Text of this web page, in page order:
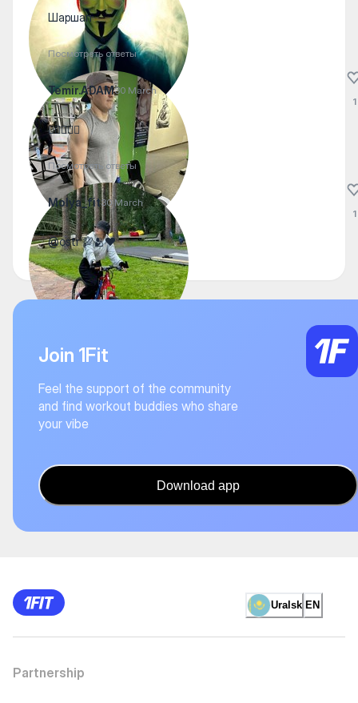
Шаршап
Посмотреть ответы
Temir.ADAM30 March
✊🏾💪🏿🐆
Посмотреть ответы
1
Molya_fit30 March
@ostr 💯🫂❤️
1
Join 1Fit
Feel the support of the community
and find workout buddies who share
your vibe
Download app
Uralsk EN
Partnership